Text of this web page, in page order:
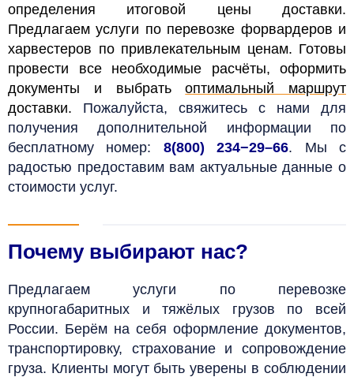
определения итоговой цены доставки.
Предлагаем услуги по перевозке форвардеров и
харвестеров по привлекательным ценам. Готовы
провести все необходимые расчёты, оформить
документы и выбратьоптимальный маршрут
доставки. Пожалуйста, свяжитесь с нами для
получения дополнительной информации по
бесплатному номер: 8(800) 234−29–66. Мы с
радостью предоставим вам актуальные данные о
стоимости услуг.
Почему выбирают нас?
Предлагаем услуги по перевозке
крупногабаритных и тяжёлых грузов по всей
России. Берём на себя оформление документов,
транспортировку, страхование и сопровождение
груза. Клиенты могут быть уверены в соблюдении